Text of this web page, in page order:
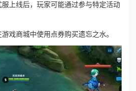
上线后，玩家可能通过参与特定活动
戏商城中使用点券购买遗忘之水。